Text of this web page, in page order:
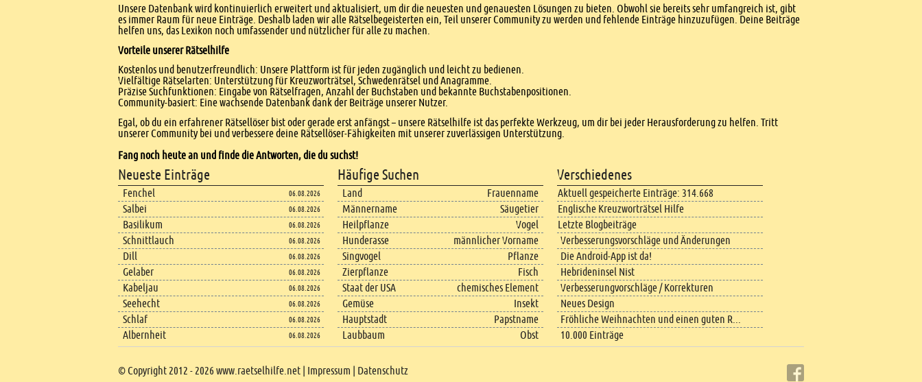
Unsere Datenbank wird kontinuierlich erweitert und aktualisiert, um dir die neuesten und genauesten Lösungen zu bieten. Obwohl sie bereits sehr umfangreich ist, gibt
es immer Raum für neue Einträge. Deshalb laden wir alle Rätselbegeisterten ein, Teil unserer Community zu werden und fehlende Einträge hinzuzufügen. Deine Beiträge
helfen uns, das Lexikon noch umfassender und nützlicher für alle zu machen.
Vorteile unserer Rätselhilfe
Kostenlos und benutzerfreundlich: Unsere Plattform ist für jeden zugänglich und leicht zu bedienen.
Vielfältige Rätselarten: Unterstützung für Kreuzworträtsel, Schwedenrätsel und Anagramme.
Präzise Suchfunktionen: Eingabe von Rätselfragen, Anzahl der Buchstaben und bekannte Buchstabenpositionen.
Community-basiert: Eine wachsende Datenbank dank der Beiträge unserer Nutzer.
Egal, ob du ein erfahrener Rätsellöser bist oder gerade erst anfängst – unsere Rätselhilfe ist das perfekte Werkzeug, um dir bei jeder Herausforderung zu helfen. Tritt
unserer Community bei und verbessere deine Rätsellöser-Fähigkeiten mit unserer zuverlässigen Unterstützung.
Fang noch heute an und finde die Antworten, die du suchst!
© Copyright 2012 - 2026 www.raetselhilfe.net | Impressum | Datenschutz
Footer content
Neueste Einträge
Fenchel 06.08.2026
Salbei 06.08.2026
Basilikum 06.08.2026
Schnittlauch 06.08.2026
Dill 06.08.2026
Gelaber 06.08.2026
Kabeljau 06.08.2026
Seehecht 06.08.2026
Schlaf 06.08.2026
Albernheit 06.08.2026
Häufige Suchen
Land
Frauenname
Männername
Säugetier
Heilpflanze
Vogel
Hunderasse
männlicher Vorname
Singvogel
Pflanze
Zierpflanze
Fisch
Staat der USA
chemisches Element
Gemüse
Insekt
Hauptstadt
Papstname
Laubbaum
Obst
Verschiedenes
Aktuell gespeicherte Einträge: 314.668
Englische Kreuzworträtsel Hilfe
Letzte Blogbeiträge
Verbesserungsvorschläge und Änderungen
Die Android-App ist da!
Hebrideninsel Nist
Verbesserungvorschläge / Korrekturen
Neues Design
Fröhliche Weihnachten und einen guten R...
10.000 Einträge